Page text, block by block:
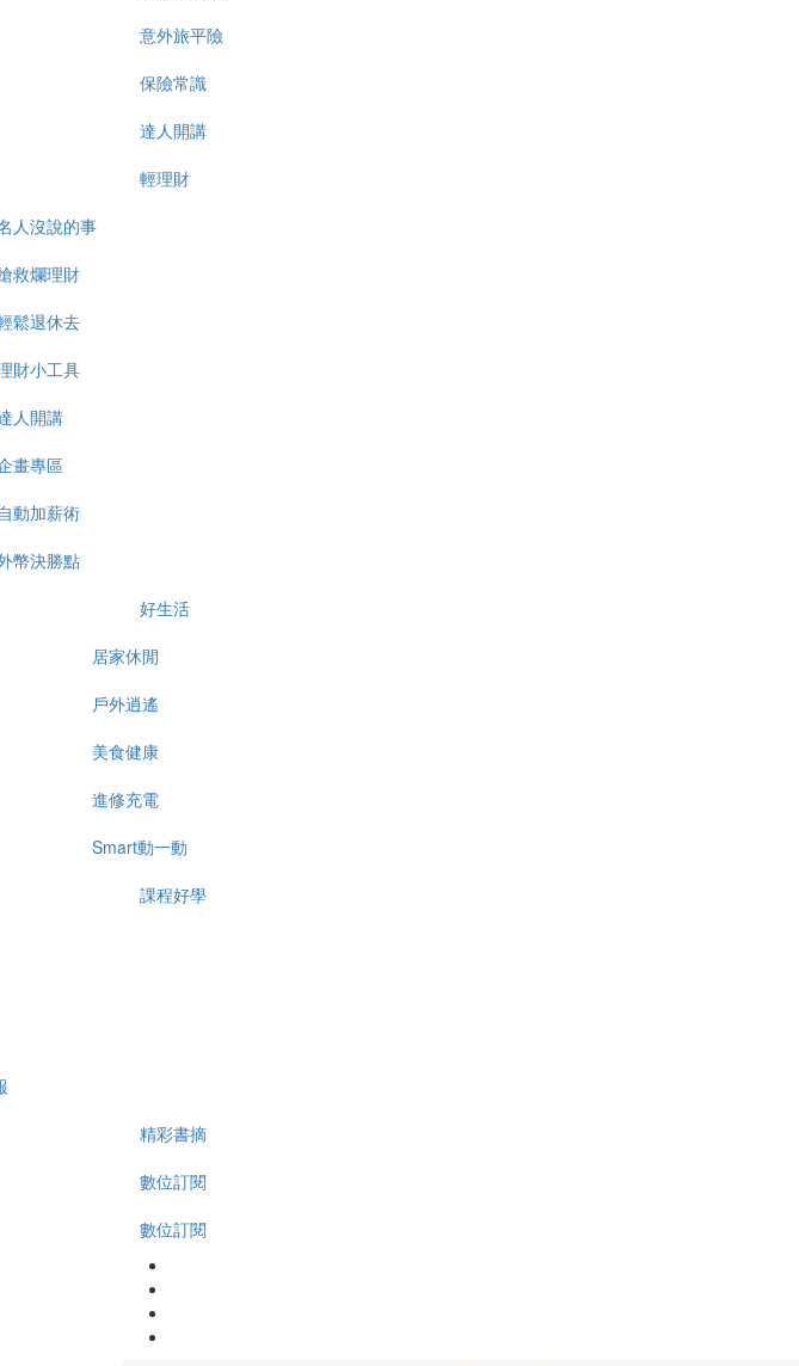
意外旅平險
保險常識
達人開講
輕理財
人沒說的事
救爛理財
鬆退休去
財小工具
人開講
畫專區
動加薪術
幣決勝點
好生活
居家休閒
戶外逍遙
美食健康
進修充電
Smart動一動
課程好學
精彩書摘
數位訂閱
數位訂閱